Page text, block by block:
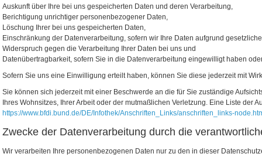
Auskunft über Ihre bei uns gespeicherten Daten und deren Verarbeitung,
Berichtigung unrichtiger personenbezogener Daten,
Löschung Ihrer bei uns gespeicherten Daten,
Einschränkung der Datenverarbeitung, sofern wir Ihre Daten aufgrund
Widerspruch gegen die Verarbeitung Ihrer Daten bei uns und
Datenübertragbarkeit, sofern Sie in die Datenverarbeitung eingewilligt haben
Sofern Sie uns eine Einwilligung erteilt haben, können Sie diese jederzeit mit
Sie können sich jederzeit mit einer Beschwerde an die für Sie zuständige
Ihres Wohnsitzes, Ihrer Arbeit oder der mutmaßlichen Verletzung. Eine Liste
https://www.bfdi.bund.de/DE/Infothek/Anschriften_Links/anschriften_links-
Zwecke der Datenverarbeitung durch die
Wir verarbeiten Ihre personenbezogenen Daten nur zu den in dieser